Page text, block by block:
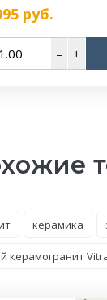
руб.
– +
керамика
керамогранит